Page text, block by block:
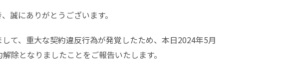
誠にありがとうございます。
て、重大な契約違反行為が発覚したため、本日2024年5月
除となりましたことをご報告いたします。